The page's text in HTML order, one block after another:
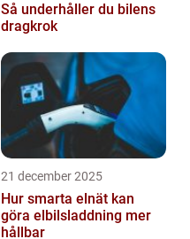
Så underhåller du bilens
dragkrok
21 december 2025
Hur smarta elnät kan
göra elbilsladdning mer
hållbar